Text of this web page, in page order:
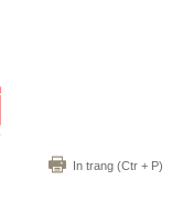
In trang (Ctr + P)